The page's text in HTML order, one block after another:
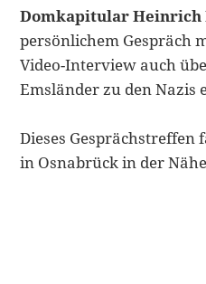
Domkapitular Heinrich
persönlichem Gespräch
Video-Interview auch
Emsländer zu den Nazis
Dieses
in Osnabrückin der